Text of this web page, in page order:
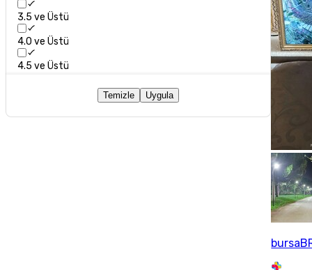
3.5 ve Üstü
4.0 ve Üstü
4.5 ve Üstü
Temizle Uygula